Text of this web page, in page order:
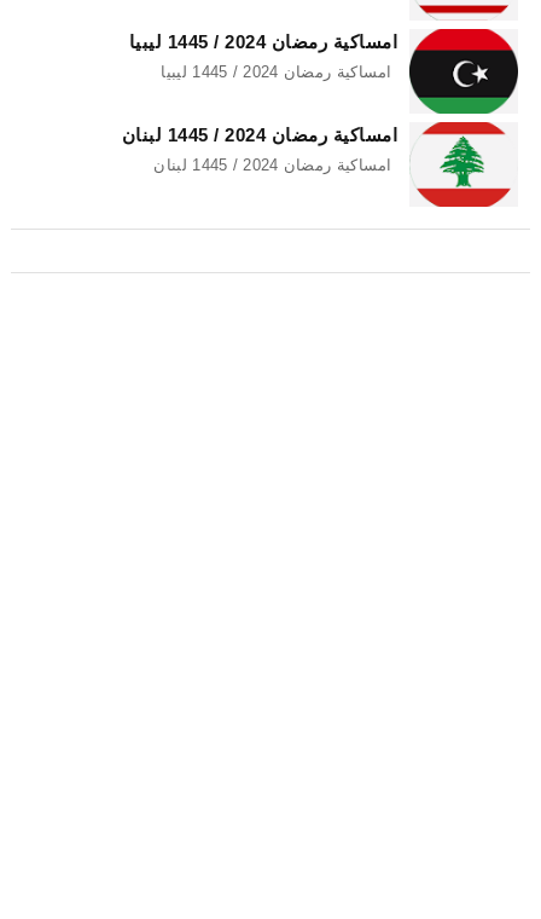
امساكية رمضان 2024 / 1445 ليبيا
امساكية رمضان 2024 / 1445 ليبيا
امساكية رمضان 2024 / 1445 لبنان
امساكية رمضان 2024 / 1445 لبنان